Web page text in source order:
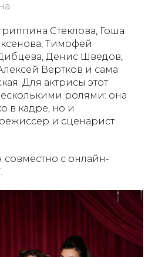
Стеклова, Гоша
Тимофей
Денис Шведов,
Вертков и сама
Для актрисы этот
ролями: она
в кадре, но и
и сценарист
совместно с онлайн-